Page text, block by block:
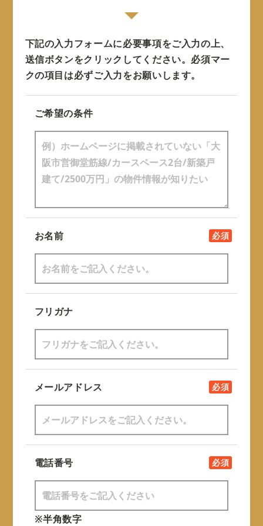
下記の入力フォームに必要事項をご入力の上、
送信ボタンをクリックしてください。 必須マー
クの項目は必ずご入力をお願いします。
ご希望の条件
お名前 必須
フリガナ
メールアドレス 必須
電話番号 必須
※半角数字